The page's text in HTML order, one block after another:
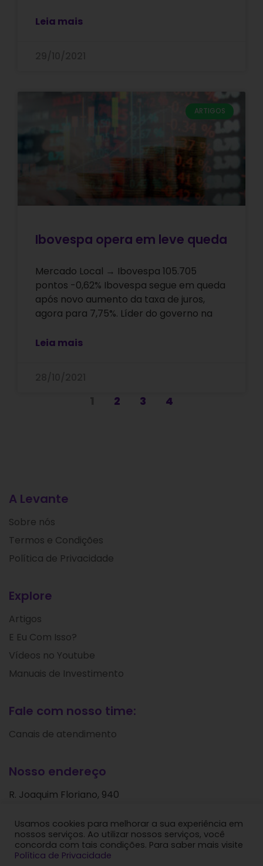
Leia mais
ARTIGOS
Ibovespa opera em leve queda
Mercado Local → Ibovespa 105.705
pontos -0,62% Ibovespa segue em queda
após novo aumento da taxa de juros,
agora para 7,75%. Líder do governo na
Leia mais
2 3 4
A Levante
Sobre nós
Termos e Condições
Política de Privacidade
Explore
Artigos
E Eu Com Isso?
Vídeos no Youtube
Manuais de Investimento
Fale com nosso time:
Canais de atendimento
Nosso endereço
R. Joaquim Floriano, 940
São Paulo - SP
CEP: 04534-004
Usamos cookies para melhorar a sua experiência em
nossos serviços. Ao utilizar nossos serviços, você
concorda com tais condições. Para saber mais visite
Política de Privacidade